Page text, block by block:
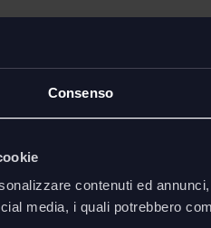
Consenso
contenuti ed
media, i quali potrebbero